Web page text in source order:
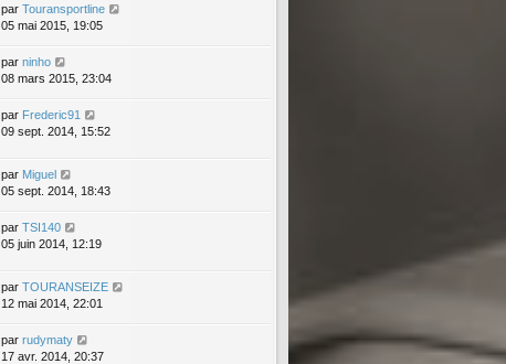
par Touransportline
05 mai 2015, 19:05
par ninho
08 mars 2015, 23:04
par Frederic91
09 sept. 2014, 15:52
par Miguel
05 sept. 2014, 18:43
par TSI140
05 juin 2014, 12:19
par TOURANSEIZE
12 mai 2014, 22:01
par rudymaty
17 avr. 2014, 20:37